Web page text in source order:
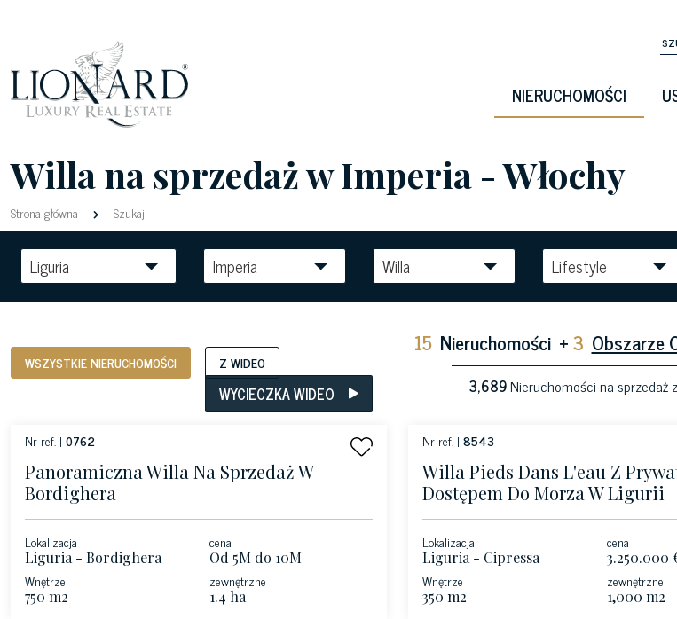
NIERUCHOMOŚCI
Willa na sprzedaż w Imperia - Włochy
Strona główna Szukaj
Liguria Imperia Willa Lifestyle
WSZYSTKIE NIERUCHOMOŚCI Z WIDEO
15 Nieruchomości +3 Obszarze
3,689Nieruchomości na sprzedaż
WYCIECZKA WIDEO
Nr ref. | 0762
Panoramiczna Willa Na Sprzedaż W
Bordighera
Lokalizacja
Liguria - Bordighera
cena
Od 5M do 10M
Wnętrze
750 m2
zewnętrzne
1.4 ha
Nr ref. | 8543
Willa Pieds Dans L'eau Z
Dostępem Do Morza W Ligurii
Lokalizacja
Liguria - Cipressa
cena
3.250.000
Wnętrze
350 m2
zewnętrzne
1,000 m2